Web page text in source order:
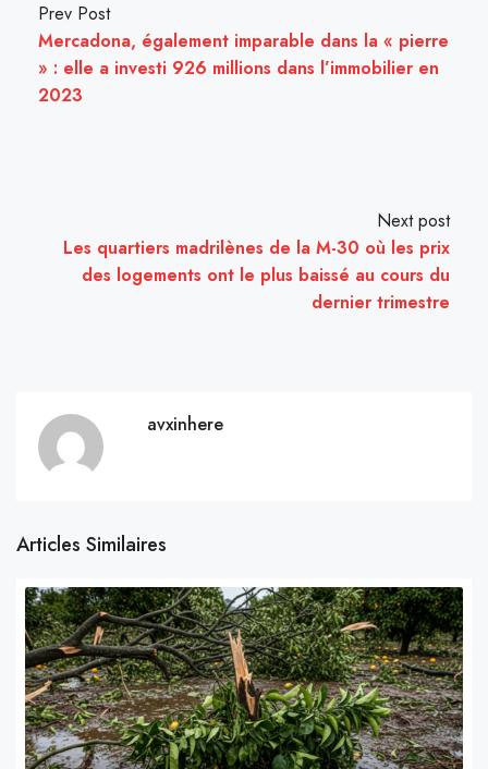
Prev Post
Mercadona, également imparable dans la « pierre
» : elle a investi 926 millions dans l’immobilier en
2023
Next post
Les quartiers madrilènes de la M-30 où les prix
des logements ont le plus baissé au cours du
dernier trimestre
avxinhere
Articles Similaires